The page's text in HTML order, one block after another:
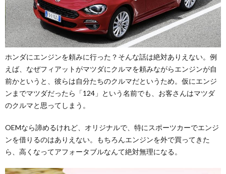
ホンダにエンジンを頼みに行った？そんな話は絶対ありえない。例
えば、なぜフィアットがマツダにクルマを頼みながらエンジンが自
前かというと、彼らは自分たちのクルマだというため。仮にエンジ
ンまでマツダだったら「124」という名前でも、お客さんはマツダ
のクルマと思ってしまう。
OEMなら諦めるけれど、オリジナルで、特にスポーツカーでエンジ
ンを借りるのはありえない。もちろんエンジンを外で買ってきた
ら、高くなってアフォータブルなんて絶対無理になる。